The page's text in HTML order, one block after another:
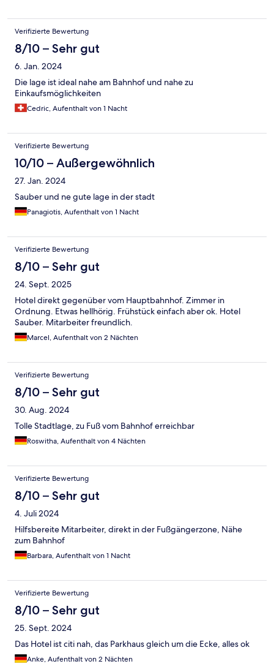
Verifizierte Bewertung
8/10 – Sehr gut
6. Jan. 2024
Die lage ist ideal nahe am Bahnhof und nahe zu
Einkaufsmöglichkeiten
Cedric, Aufenthalt von 1 Nacht
Verifizierte Bewertung
10/10 – Außergewöhnlich
27. Jan. 2024
Sauber und ne gute lage in der stadt
Panagiotis, Aufenthalt von 1 Nacht
Verifizierte Bewertung
8/10 – Sehr gut
24. Sept. 2025
Hotel direkt gegenüber vom Hauptbahnhof. Zimmer in
Ordnung. Etwas hellhörig. Frühstück einfach aber ok. Hotel
Sauber. Mitarbeiter freundlich.
Marcel, Aufenthalt von 2 Nächten
Verifizierte Bewertung
8/10 – Sehr gut
30. Aug. 2024
Tolle Stadtlage, zu Fuß vom Bahnhof erreichbar
Roswitha, Aufenthalt von 4 Nächten
Verifizierte Bewertung
8/10 – Sehr gut
4. Juli 2024
Hilfsbereite Mitarbeiter, direkt in der Fußgängerzone, Nähe
zum Bahnhof
Barbara, Aufenthalt von 1 Nacht
Verifizierte Bewertung
8/10 – Sehr gut
25. Sept. 2024
Das Hotel ist citi nah, das Parkhaus gleich um die Ecke, alles ok
Anke, Aufenthalt von 2 Nächten